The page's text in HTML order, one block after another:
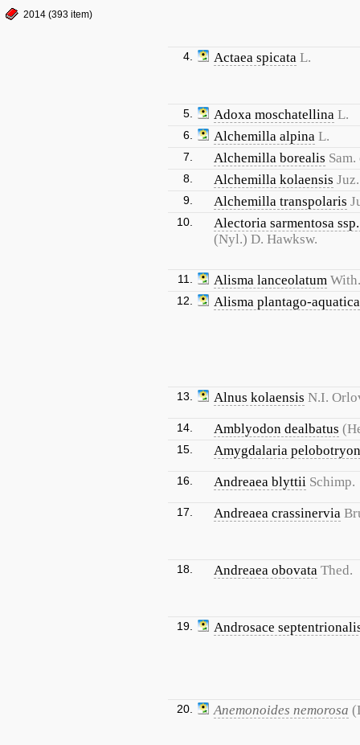
2014 (393 item)
4. Actaea spicata L.
5. Adoxa moschatellina L.
6. Alchemilla alpina L.
7. Alchemilla borealis
8. Alchemilla kolaensis Juz.
9. Alchemilla transpolaris
10.
Alectoria sarmentosa
(Nyl.) D. Hawksw.
11. Alisma lanceolatum With.
12. Alisma plantago-aquatica
13. Alnus kolaensis N.I.
14. Amblyodon dealbatus
15. Amygdalaria pelobotryon
16. Andreaea blyttii Schimp.
17. Andreaea crassinervia
18. Andreaea obovata Thed.
19. Androsace
20. Anemonoides nemorosa